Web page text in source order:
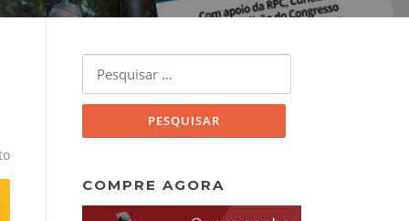
COMPRE AGORA